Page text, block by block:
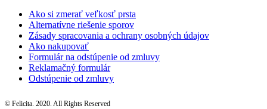
Ako si zmerať veľkosť prsta
Alternatívne riešenie sporov
Zásady spracovania a ochrany osobných údajov
Ako nakupovať
Formulár na odstúpenie od zmluvy
Reklamačný formulár
Odstúpenie od zmluvy
© Felicita. 2020. All Rights Reserved